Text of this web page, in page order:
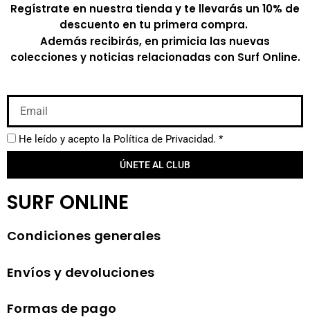
Regístrate en nuestra tienda y te llevarás un 10% de
descuento en tu primera compra.
Además recibirás, en primicia las nuevas
colecciones y noticias relacionadas con Surf Online.
He leído y acepto la Política de Privacidad. *
ÚNETE AL CLUB
SURF ONLINE
Condiciones generales
Envíos y devoluciones
Formas de pago